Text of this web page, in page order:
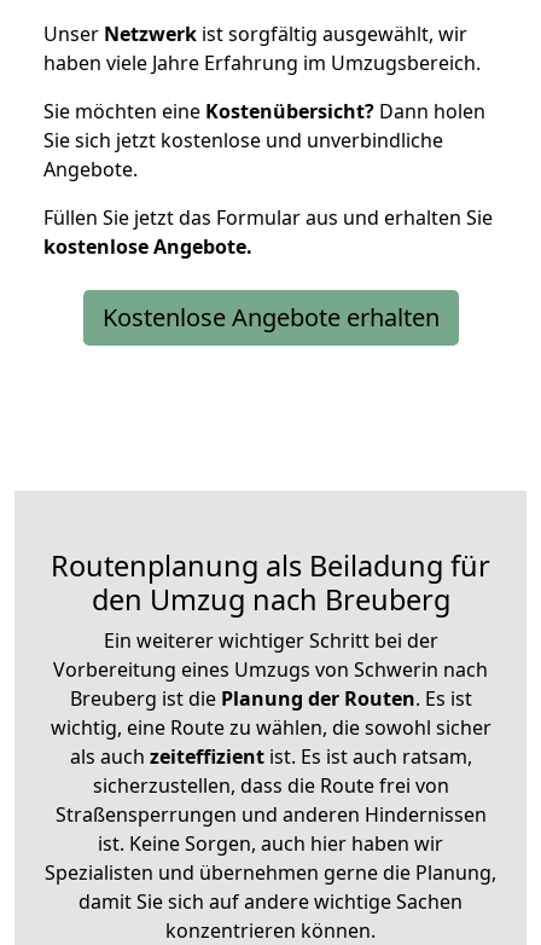
Unser Netzwerk ist sorgfältig ausgewählt, wir
haben viele Jahre Erfahrung im Umzugsbereich.
Sie möchten eine Kostenübersicht? Dann holen
Sie sich jetzt kostenlose und unverbindliche
Angebote.
Füllen Sie jetzt das Formular aus und erhalten Sie
kostenloseAngebote.
Kostenlose Angebote erhalten
Routenplanung als Beiladung für
den Umzug nach Breuberg
Ein weiterer wichtiger Schritt bei der
Vorbereitung eines Umzugs von Schwerin nach
Breuberg ist diePlanung der Routen. Es ist
wichtig, eine Route zu wählen, die sowohl sicher
als auch zeiteffizientist. Es ist auch ratsam,
sicherzustellen, dass die Route frei von
Straßensperrungen und anderen Hindernissen
ist. Keine Sorgen, auch hier haben wir
Spezialisten und übernehmen gerne die Planung,
damit Sie sich auf andere wichtige Sachen
konzentrieren können.